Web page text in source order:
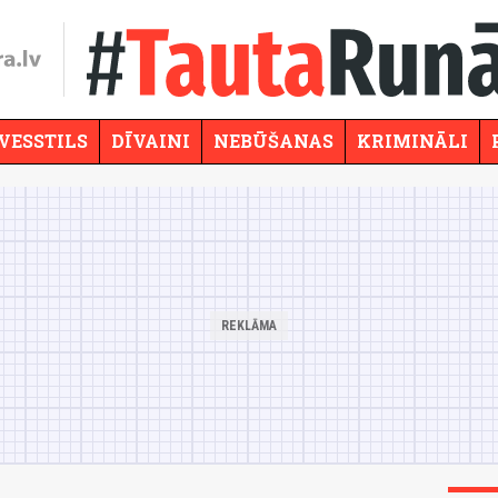
DĪVAINI NEBŪŠANAS KRIMINĀLI